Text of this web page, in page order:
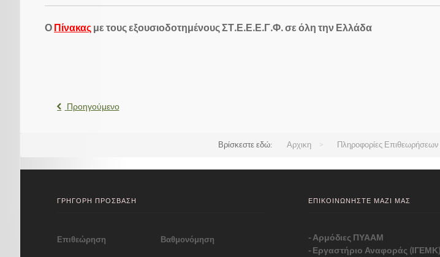
Ο Πίνακας με τους εξουσιοδοτημένους ΣΤ.Ε.Ε.Ε.Γ.Φ. σε όλη την Ελλάδα
Προηγούμενο
Βρίσκεστε εδώ: Αρχικη > Πληροφορίες
ΓΡΗΓΟΡΗ ΠΡΟΣΒΑΣΗ
Επιθεώρηση Βαθμονόμηση
ΕΠΙΚΟΙΝΩΝΗΣΤΕ ΜΑΖΙ ΜΑΣ
-Αρμόδιες ΠΥΑΑΜ
-Εργαστήριο Αναφοράς (ΙΓΕΜΚ)